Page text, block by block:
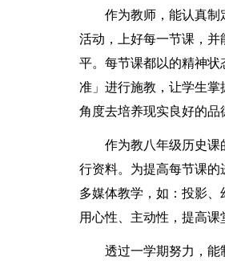
作为教师，能认真制
活动，上好每一节课，
平。每节课都以的精神
准」进行施教，让学生
角度去培养现实良好的品
作为教八年级历史课
行资料。为提高每节课
多媒体教学，如：投影
用心性、主动性，提高课
透过一学期努力，能